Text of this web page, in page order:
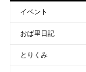
イベント
おば里日記
とりくみ